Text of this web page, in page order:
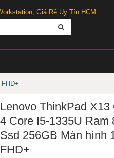
Giá Rẻ Uy Tín HCM
Lenovo ThinkPad X13
4 Core I5-1335U Ram
Ssd 256GB Màn hình
FHD+